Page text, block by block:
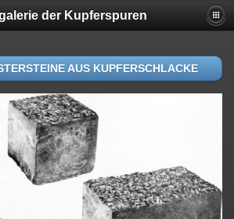
der Kupferspuren
AUS KUPFERSCHLACKE